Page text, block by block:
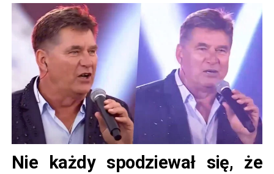
Nie każdy spodziewał się, że